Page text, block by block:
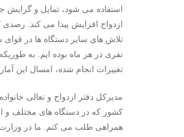
استفاده می شود، تمایل و گرایش
ازدواج افزایش پیدا می کند. رصدی
تغییرات انجام شده، امسال این آمار به ۶۸ هزار نفر رسیده است، یعنی یک افزایش ۱۰ هزار نفری
مدیرکل دفتر ازدواج و تعالی
کشور که در دستگاه های مختلف و
همراهی طلب می کنم. ما در وزارت